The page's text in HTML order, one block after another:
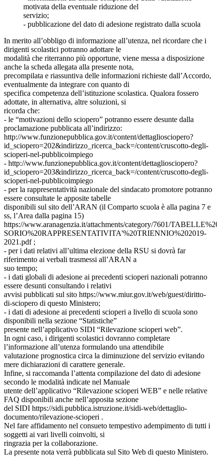
motivata della eventuale riduzione del
servizio;
- pubblicazione del dato di adesione registrato dalla scuola
In merito all’obbligo di informazione all’utenza, nel ricordare che i
dirigenti scolastici potranno adottare le
modalità che riterranno più opportune, viene messa a disposizione
anche la scheda allegata alla presente nota,
precompilata e riassuntiva delle informazioni richieste dall’Accordo,
eventualmente da integrare con quanto di
specifica competenza dell’istituzione scolastica. Qualora fossero
adottate, in alternativa, altre soluzioni, si
ricorda che:
- le “motivazioni dello sciopero” potranno essere desunte dalla
proclamazione pubblicata all’indirizzo:
http://www.funzionepubblica.gov.it/content/dettagliosciopero?
id_sciopero=202&indirizzo_ricerca_back=/content/cruscotto-degli-
scioperi-nel-pubblicoimpiego
- http://www.funzionepubblica.gov.it/content/dettagliosciopero?
id_sciopero=203&indirizzo_ricerca_back=/content/cruscotto-degli-
scioperi-nel-pubblicoimpiego
- per la rappresentatività nazionale del sindacato promotore potranno
essere consultate le apposite tabelle
disponibili sul sito dell’ARAN (il Comparto scuola è alla pagina 7 e
ss, l’Area dalla pagina 15)
https://www.aranagenzia.it/attachments/category/7601/
SORIO%20RAPPRESENTATIVITA'%20TRIENNIO%202019-
2021.pdf ;
- per i dati relativi all’ultima elezione della RSU si dovrà far
riferimento ai verbali trasmessi all’ARAN a
suo tempo;
- i dati globali di adesione ai precedenti scioperi nazionali potranno
essere desunti consultando i relativi
avvisi pubblicati sul sito https://www.miur.gov.it/web/guest/diritto-
di-sciopero di questo Ministero;
- i dati di adesione ai precedenti scioperi a livello di scuola sono
disponibili nella sezione “Statistiche”
presente nell’applicativo SIDI “Rilevazione scioperi web”.
In ogni caso, i dirigenti scolastici dovranno completare
l’informazione all’utenza formulando una attendibile
valutazione prognostica circa la diminuzione del servizio evitando
mere dichiarazioni di carattere generale.
Infine, si raccomanda l’attenta compilazione del dato di adesione
secondo le modalità indicate nel Manuale
utente dell’applicativo “Rilevazione scioperi WEB” e nelle relative
FAQ disponibili anche nell’apposita sezione
del SIDI https://sidi.pubblica.istruzione.it/sidi-web/dettaglio-
documento/rilevazione-scioperi .
Nel fare affidamento nel consueto tempestivo adempimento di tutti i
soggetti ai vari livelli coinvolti, si
ringrazia per la collaborazione.
La presente nota verrà pubblicata sul Sito Web di questo Ministero.